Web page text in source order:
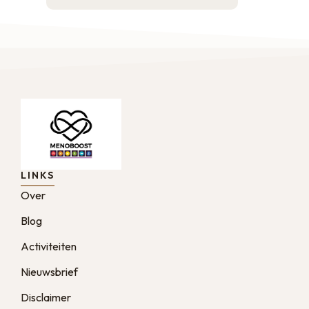
LINKS
Over
Blog
Activiteiten
Nieuwsbrief
Disclaimer